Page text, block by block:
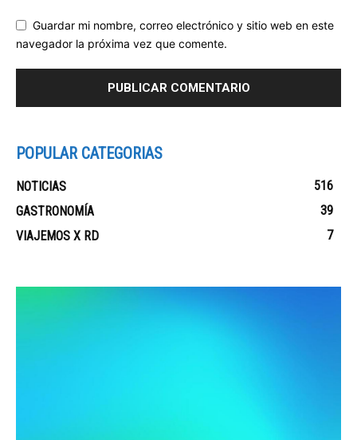
Guardar mi nombre, correo electrónico y sitio web en este
navegador la próxima vez que comente.
POPULAR CATEGORIAS
NOTICIAS
516
GASTRONOMÍA
39
VIAJEMOS X RD
7